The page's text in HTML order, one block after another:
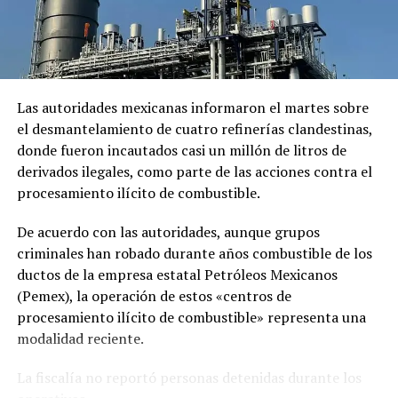
relaciones diplomáticas.
Sheinbaum también indicó que Chávez viajó a México en
un avión militar y calificó la entrega del salvoconducto
como «una acción de buena voluntad» de la presidenta
Keiko Fujimori.
Comparte esto:
Me gusta esto:
Las autoridades mexicanas informaron el martes sobre
el desmantelamiento de cuatro refinerías clandestinas,
donde fueron incautados casi un millón de litros de
derivados ilegales, como parte de las acciones contra el
procesamiento ilícito de combustible.
De acuerdo con las autoridades, aunque grupos
criminales han robado durante años combustible de los
ductos de la empresa estatal Petróleos Mexicanos
(Pemex), la operación de estos «centros de
procesamiento ilícito de combustible» representa una
modalidad reciente.
La fiscalía no reportó personas detenidas durante los